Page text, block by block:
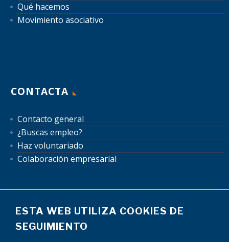
Qué hacemos
Movimiento asociativo
CONTACTA
Contacto general
¿Buscas empleo?
Haz voluntariado
Colaboración empresarial
ESTA WEB UTILIZA COOKIES DE
SEGUIMIENTO